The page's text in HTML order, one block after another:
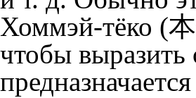
Хоммэй-тёко (
чтобы выразить